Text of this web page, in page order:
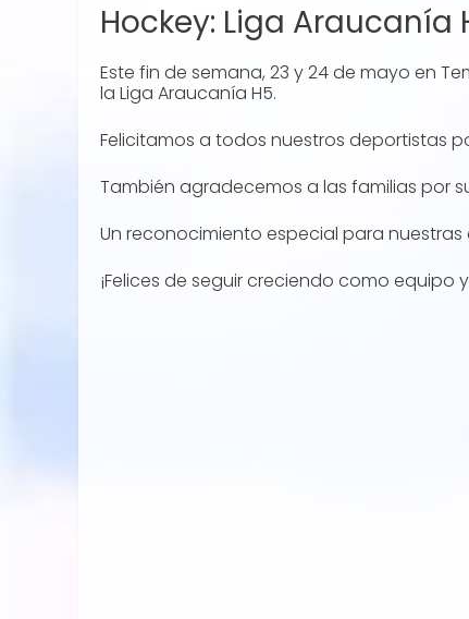
Hockey: Liga Araucanía
Este fin de semana, 23 y 24 de mayo en
la Liga Araucanía H5.
Felicitamos a todos nuestros deportistas
También agradecemos a las familias
Un reconocimiento especial para
¡Felices de seguir creciendo como